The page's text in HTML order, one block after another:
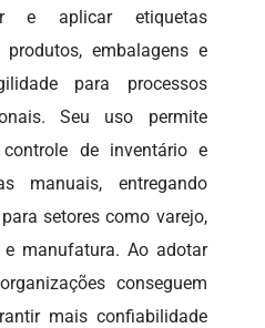
e aplicar etiquetas
embalagens e
para processos
Seu uso permite
de inventário e
manuais, entregando
setores como varejo,
manufatura. Ao adotar
conseguem
mais confiabilidade